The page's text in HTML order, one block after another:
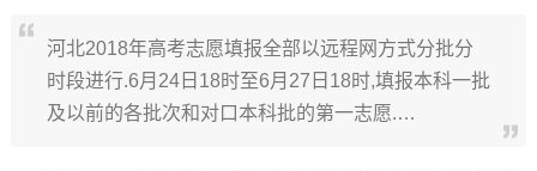
河北2018年高考志愿填报全部以远程网方式分批分
时段进行.6月24日18时至6月27日18时,填报本科一批
及以前的各批次和对口本科批的第一志愿.…